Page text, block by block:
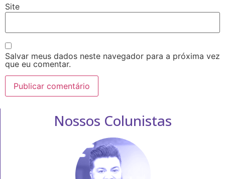
Site
Salvar meus dados neste navegador para a próxima vez
que eu comentar.
Nossos Colunistas